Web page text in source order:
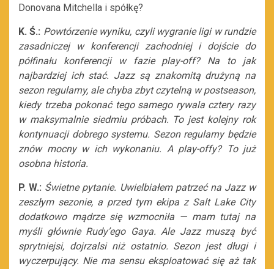
Donovana Mitchella i spółkę?
K. Ś.: Powtórzenie wyniku, czyli wygranie ligi w rundzie
zasadniczej w konferencji zachodniej i dojście do
półfinału konferencji w fazie play-off? Na to jak
najbardziej ichstać. Jazz są znakomitą drużyną na
sezon regularny, ale chyba zbyt czytelną w postseason,
kiedy trzeba pokonać tego samego rywala cztery razy
w maksymalnie siedmiu próbach. To jest kolejny rok
kontynuacji dobrego systemu. Sezon regularny będzie
znów mocny w ich wykonaniu. A play-offy? To już
osobna historia.
P. W.: Świetne pytanie. Uwielbiałem patrzeć na Jazz w
zeszłym sezonie, a przed tym ekipa z Salt Lake City
dodatkowo mądrze się wzmocniła — mam tutaj na
myśli głównie Rudy’ego Gaya. Ale Jazz muszą być
sprytniejsi, dojrzalsi niż ostatnio. Sezon jest długi i
wyczerpujący. Nie ma sensu eksploatować się aż tak